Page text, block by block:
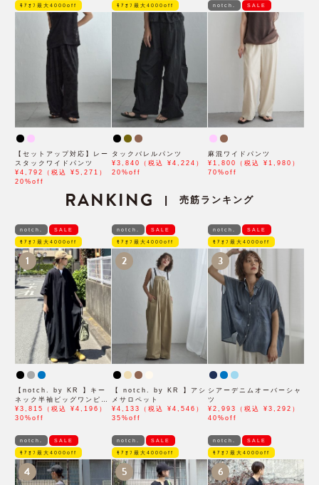
ﾓｱｵﾌ最大4000off
【セットアップ対応】レー
スタックワイドパンツ
¥4,792（税込 ¥5,271）
20%off
ﾓｱｵﾌ最大4000off
タックバレルパンツ
¥3,840（税込 ¥4,224）
20%off
notch. SALE
麻混ワイドパンツ
¥1,800（税込 ¥1,980）
70%off
RANKING | 売筋ランキング
notch. SALE
ﾓｱｵﾌ最大4000off
1
【notch. by KR 】キー
ネック半袖ビッグワンピー
ス
¥3,815（税込 ¥4,196）
30%off
notch. SALE
ﾓｱｵﾌ最大4000off
2
【 notch. by KR 】アシ
メサロペット
¥4,133（税込 ¥4,546）
35%off
notch. SALE
ﾓｱｵﾌ最大4000off
3
シアーデニムオーバーシャ
ツ
¥2,993（税込 ¥3,292）
40%off
notch. SALE
ﾓｱｵﾌ最大4000off
4
notch. SALE
ﾓｱｵﾌ最大4000off
5
notch. SALE
ﾓｱｵﾌ最大4000off
6